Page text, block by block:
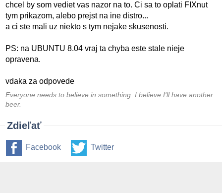
chcel by som vediet vas nazor na to. Ci sa to oplati FIXnut
tym prikazom, alebo prejst na ine distro...
a ci ste mali uz niekto s tym nejake skusenosti.
PS: na UBUNTU 8.04 vraj ta chyba este stale nieje
opravena.
vdaka za odpovede
Everyone needs to believe in something. I believe I'll have another
beer.
Zdieľať
Facebook Twitter